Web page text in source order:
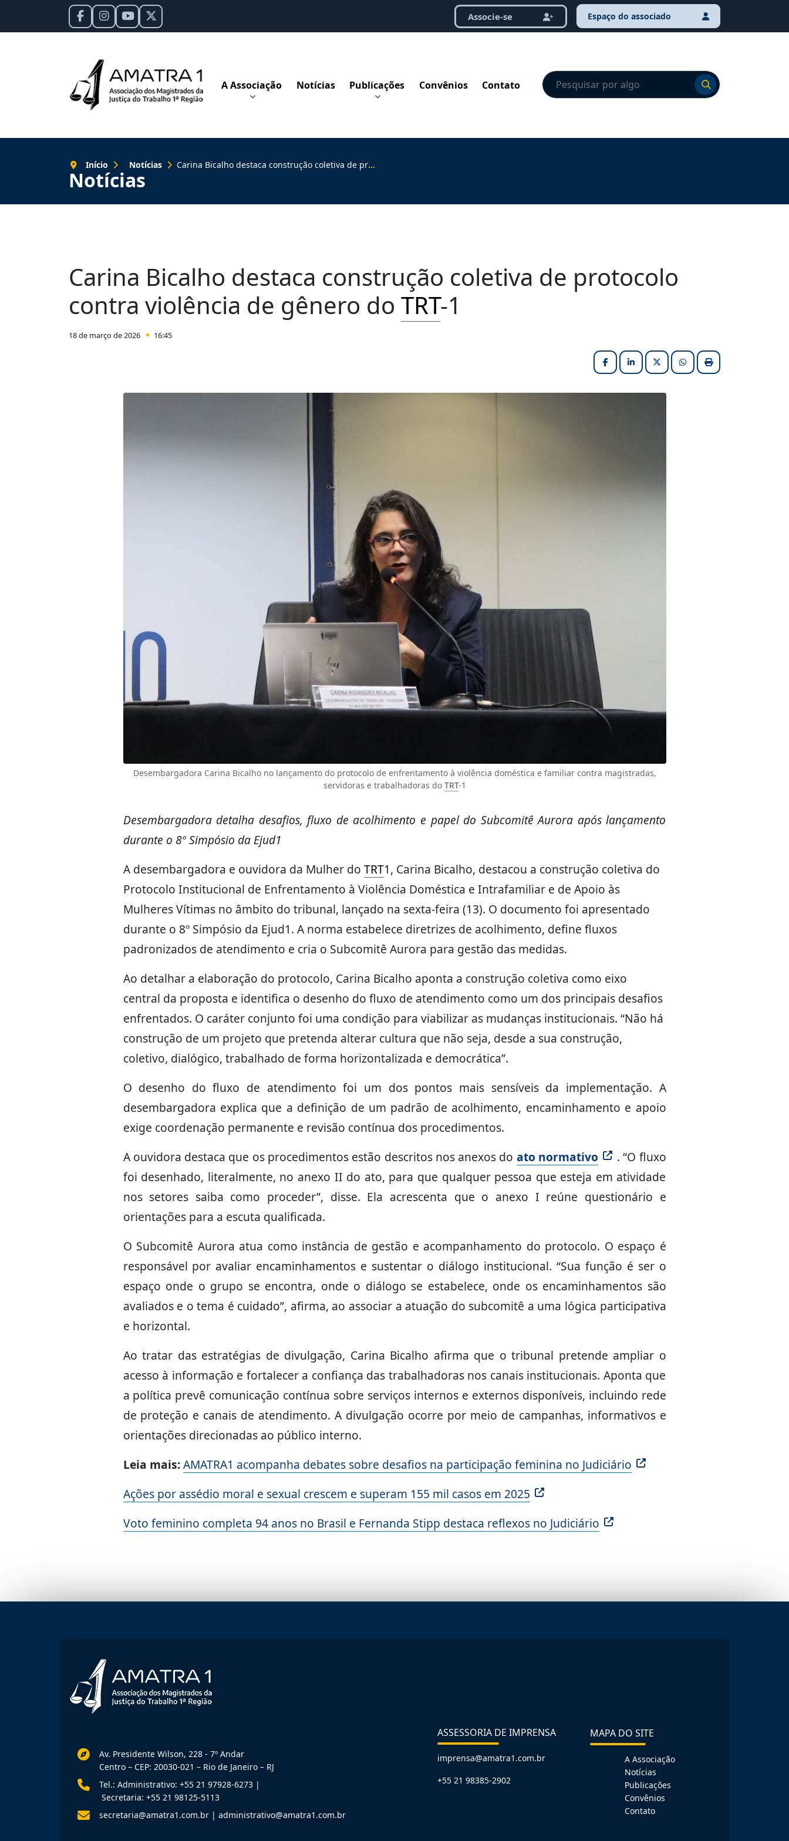
Espaço do associado
Associe-se
A Associação Notícias Publicações Convênios Contato
Ir para o resultado
Ir para o resultado
Notícias
Início Notícias Carina Bicalho destaca construção coletiva de protocolo contra violência de gênero do TRT-1
Carina Bicalho destaca construção coletiva de protocolo
contra violência de gênero do TRT-1
18 de março de 2026 16:45
FacebookLinkedInX (formerly Twitter)Imprimir matéria
Desembargadora Carina Bicalho no lançamento do protocolo de enfrentamento à violência doméstica e familiar contra magistradas,
servidoras e trabalhadoras do TRT-1
Desembargadora detalha desafios, fluxo de acolhimento e papel do Subcomitê Aurora após lançamento
durante o 8º Simpósio da Ejud1
A desembargadora e ouvidora da Mulher do TRT1, Carina Bicalho, destacou a construção coletiva do
Protocolo Institucional de Enfrentamento à Violência Doméstica e Intrafamiliar e de Apoio às
Mulheres Vítimas no âmbito do tribunal, lançado na sexta-feira (13). O documento foi apresentado
durante o 8º Simpósio da Ejud1. A norma estabelece diretrizes de acolhimento, define fluxos
padronizados de atendimento e cria o Subcomitê Aurora para gestão das medidas.
Ao detalhar a elaboração do protocolo, Carina Bicalho aponta a construção coletiva como eixo
central da proposta e identifica o desenho do fluxo de atendimento como um dos principais desafios
enfrentados. O caráter conjunto foi uma condição para viabilizar as mudanças institucionais. “Não há
construção de um projeto que pretenda alterar cultura que não seja, desde a sua construção,
coletivo, dialógico, trabalhado de forma horizontalizada e democrática”.
O desenho do fluxo de atendimento foi um dos pontos mais sensíveis da implementação. A
desembargadora explica que a definição de um padrão de acolhimento, encaminhamento e apoio
exige coordenação permanente e revisão contínua dos procedimentos.
A ouvidora destaca que os procedimentos estão descritos nos anexos do ato normativo
. “O fluxo
foi desenhado, literalmente, no anexo II do ato, para que qualquer pessoa que esteja em atividade
nos setores saiba como proceder”, disse. Ela acrescenta que o anexo I reúne questionário e
orientações para a escuta qualificada.
O Subcomitê Aurora atua como instância de gestão e acompanhamento do protocolo. O espaço é
responsável por avaliar encaminhamentos e sustentar o diálogo institucional. “Sua função é ser o
espaço onde o grupo se encontra, onde o diálogo se estabelece, onde os encaminhamentos são
avaliados e o tema é cuidado”, afirma, ao associar a atuação do subcomitê a uma lógica participativa
e horizontal.
Ao tratar das estratégias de divulgação, Carina Bicalho afirma que o tribunal pretende ampliar o
acesso à informação e fortalecer a confiança das trabalhadoras nos canais institucionais. Aponta que
a política prevê comunicação contínua sobre serviços internos e externos disponíveis, incluindo rede
de proteção e canais de atendimento. A divulgação ocorre por meio de campanhas, informativos e
orientações direcionadas ao público interno.
Leia mais:AMATRA1 acompanha debates sobre desafios na participação feminina no Judiciário
Ações por assédio moral e sexual crescem e superam 155 mil casos em 2025
Voto feminino completa 94 anos no Brasil e Fernanda Stipp destaca reflexos no Judiciário
Av. Presidente Wilson, 228 - 7º Andar
Centro – CEP: 20030-021 – Rio de Janeiro – RJ
Tel.: Administrativo: +55 21 97928-6273 |
Secretaria: +55 21 98125-5113
secretaria@amatra1.com.br | administrativo@amatra1.com.br
ASSESSORIA DE IMPRENSA
imprensa@amatra1.com.br
+55 21 98385-2902
MAPA DO SITE
A Associação
Notícias
Publicações
Convênios
Contato